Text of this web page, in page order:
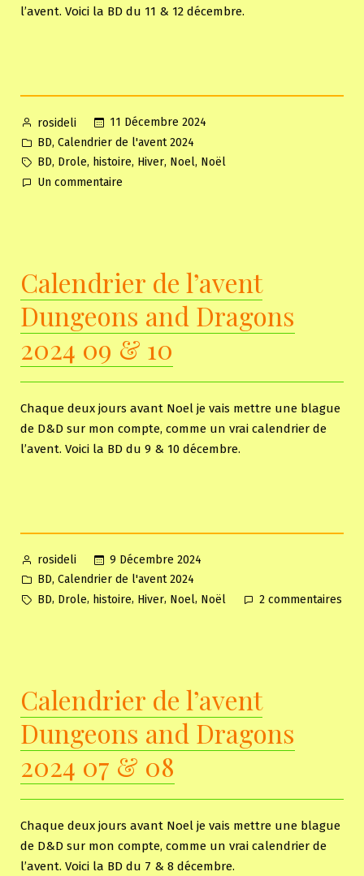
l’avent. Voici la BD du 11 & 12 décembre.
Posted
by
rosideli
11 Décembre 2024
Posted
in
BD, Calendrier de l'avent 2024
Tags:
BD, Drole, histoire, Hiver, Noel, Noël
Un commentaire
Dragons
2024
11
&
12
Calendrier de l’avent
Dungeons and Dragons
2024 09 & 10
Chaque deux jours avant Noel je vais mettre une blague
de D&D sur mon compte, comme un vrai calendrier de
l’avent. Voici la BD du 9 & 10 décembre.
Posted
by
rosideli
9 Décembre 2024
Posted
in
BD, Calendrier de l'avent 2024
Tags:
BD, Drole, histoire, Hiver, Noel, Noël 2 commentaires
Calendrier de l’avent
Dungeons and Dragons
2024 07 & 08
Chaque deux jours avant Noel je vais mettre une blague
de D&D sur mon compte, comme un vrai calendrier de
l’avent. Voici la BD du 7 & 8 décembre.